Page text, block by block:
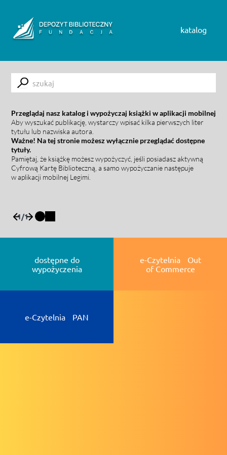
katalog
Submit
Przeglądaj nasz katalog i wypożyczaj książki w aplikacji mobilnej
Aby wyszukać publikację, wystarczy wpisać kilka pierwszych liter
tytułu lub nazwiska autora.
Ważne! Na tej stronie możesz wyłącznie przeglądać dostępne
tytuły.
Pamiętaj, że książkę możesz wypożyczyć, jeśli posiadasz aktywną
Cyfrową Kartę Biblioteczną, a samo wypożyczanie następuje
w aplikacji mobilnej Legimi.
1/1
dostępne do
wypożyczenia
e-Czytelnia Out
of Commerce
e-Czytelnia PAN